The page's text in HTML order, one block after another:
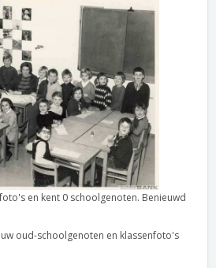
en kent 0 schoolgenoten. Benieuwd
oud-schoolgenoten en klassenfoto's